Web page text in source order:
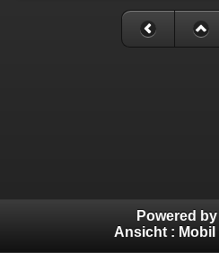
Powered by
Ansicht : Mobil